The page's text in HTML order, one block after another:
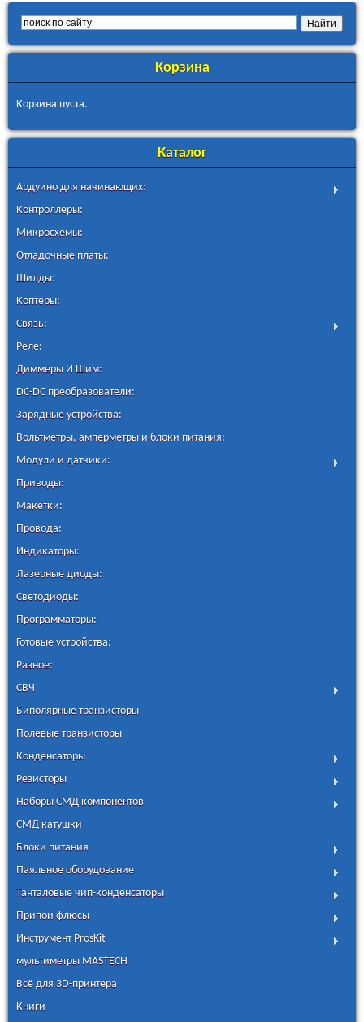
Корзина
Корзина пуста.
Каталог
Ардуино для начинающих:
Контроллеры:
Микросхемы:
Отладочные платы:
Шилды:
Коптеры:
Связь:
Реле:
Диммеры И Шим:
DC-DC преобразователи:
Зарядные устройства:
Вольтметры, амперметры и блоки питания:
Модули и датчики:
Приводы:
Макетки:
Провода:
Индикаторы:
Лазерные диоды:
Светодиоды:
Программаторы:
Готовые устройства:
Разное:
СВЧ
Биполярные транзисторы
Полевые транзисторы
Конденсаторы
Резисторы
Наборы СМД компонентов
СМД катушки
Блоки питания
Паяльное оборудование
Танталовые чип-конденсаторы
Припои флюсы
Инструмент ProsKit
мультиметры MASTECH
Всё для 3D-принтера
Книги